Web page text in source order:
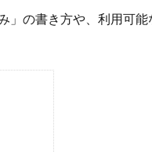
」の書き方や、利用可